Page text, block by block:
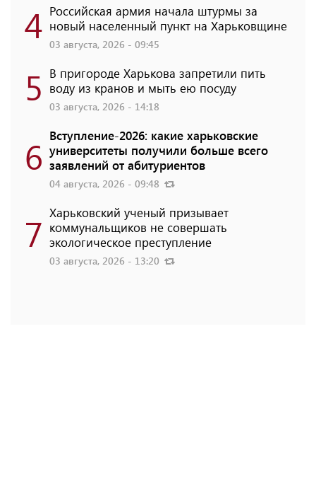
4 Российская армия начала штурмы за
новый населенный пункт на Харьковщине
03 августа, 2026 - 09:45
5 В пригороде Харькова запретили пить
воду из кранов и мыть ею посуду
03 августа, 2026 - 14:18
6 Вступление-2026: какие харьковские
университеты получили больше всего
заявлений от абитуриентов
04 августа, 2026 - 09:48
7 Харьковский ученый призывает
коммунальщиков не совершать
экологическое преступление
03 августа, 2026 - 13:20